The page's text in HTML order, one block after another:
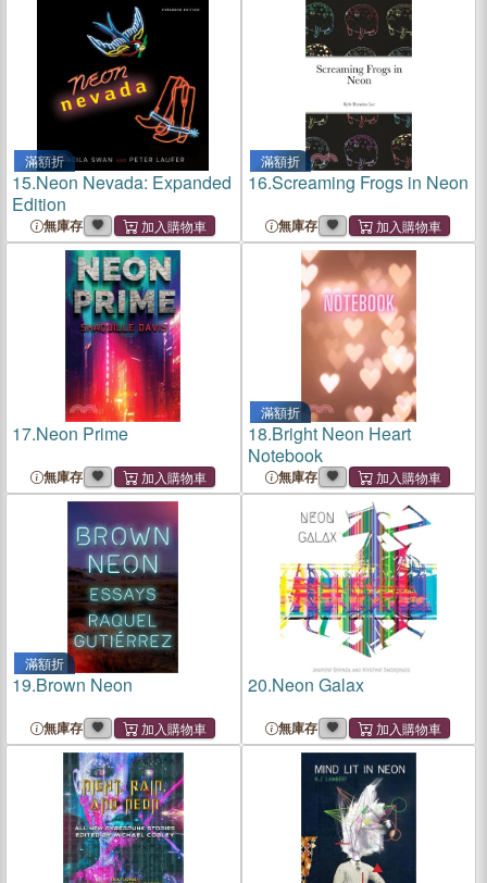
滿額折
15.Neon Nevada: Expanded
Edition
無庫存
滿額折
16.Screaming Frogs in Neon
無庫存
17.Neon Prime
無庫存
滿額折
18.Bright Neon Heart
Notebook
無庫存
滿額折
19.Brown Neon
無庫存
20.Neon Galax
無庫存